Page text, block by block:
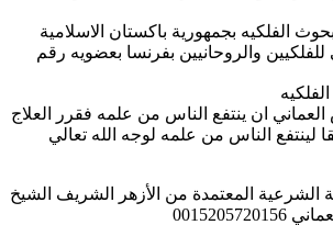
الفلكيه بجمهورية باكستان الاسلامية
للفلكيين والروحانيين بفرنسا بعضويه رقم
ان ينتفع الناس من علمه فقرر العلاج
لينتفع الناس من علمه لوجه الله تعالي
الشرعية المعتمدة من الأزهر الشريف الشيخ